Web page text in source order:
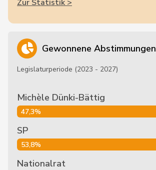
Zur Statistik >
Gewonnene Abstimmungen
Legislaturperiode (2023 - 2027)
Michèle Dünki-Bättig
47,3%
SP
53,8%
Nationalrat